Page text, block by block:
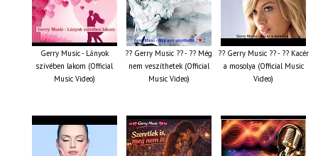
Gerry Music - Lányok
szívében lakom (Official
Music Video)
?? Gerry Music ?? - ?? Még
nem veszíthetek (Official
Music Video)
?? Gerry Music ?? - ?? Kacér
a mosolya (Official Music
Video)